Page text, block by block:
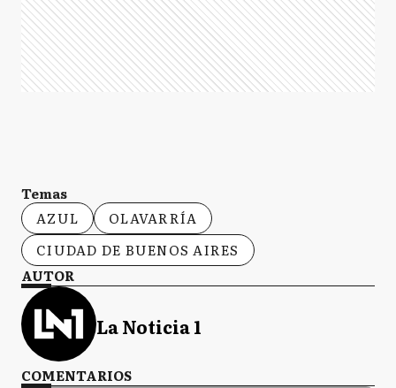
Temas
AZUL
OLAVARRÍA
CIUDAD DE BUENOS AIRES
AUTOR
La Noticia 1
COMENTARIOS